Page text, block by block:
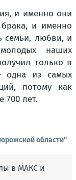
и именно они
и именно
семьи, любви, и
наших
только в
одна из самых
потому как
700 лет.
области"
в МАКС и